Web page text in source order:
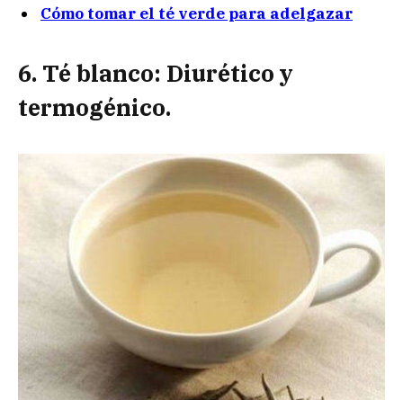
Cómo tomar el té verde para adelgazar
6. Té blanco: Diurético y
termogénico.